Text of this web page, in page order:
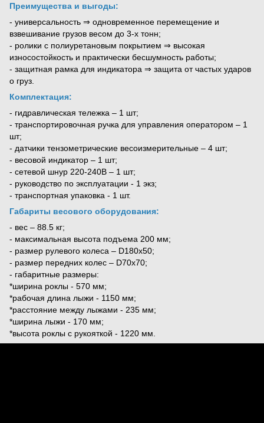
Преимущества и выгоды:
- универсальность ⇒ одновременное перемещение и
взвешивание грузов весом до 3-х тонн;
- ролики с полиуретановым покрытием ⇒ высокая
износостойкость и практически бесшумность работы;
- защитная рамка для индикатора ⇒ защита от частых ударов
о груз.
Комплектация:
- гидравлическая тележка – 1 шт;
- транспортировочная ручка для управления оператором – 1
шт;
- датчики тензометрические весоизмерительные – 4 шт;
- весовой индикатор – 1 шт;
- сетевой шнур 220-240В – 1 шт;
- руководство по эксплуатации - 1 экз;
- транспортная упаковка - 1 шт.
Габариты весового оборудования:
- вес – 88.5 кг;
- максимальная высота подъема 200 мм;
- размер рулевого колеса – D180х50;
- размер передних колес – D70x70;
- габаритные размеры:
*ширина роклы - 570 мм;
*рабочая длина лыжи - 1150 мм;
*расстояние между лыжами - 235 мм;
*ширина лыжи - 170 мм;
*высота роклы с рукояткой - 1220 мм.